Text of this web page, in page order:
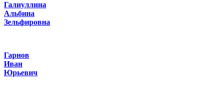
Галиуллина
Альбина
Зельфировна
Гарнов
Иван
Юрьевич